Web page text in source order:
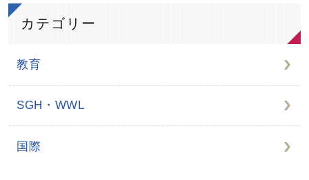
カテゴリー
教育
SGH・WWL
国際